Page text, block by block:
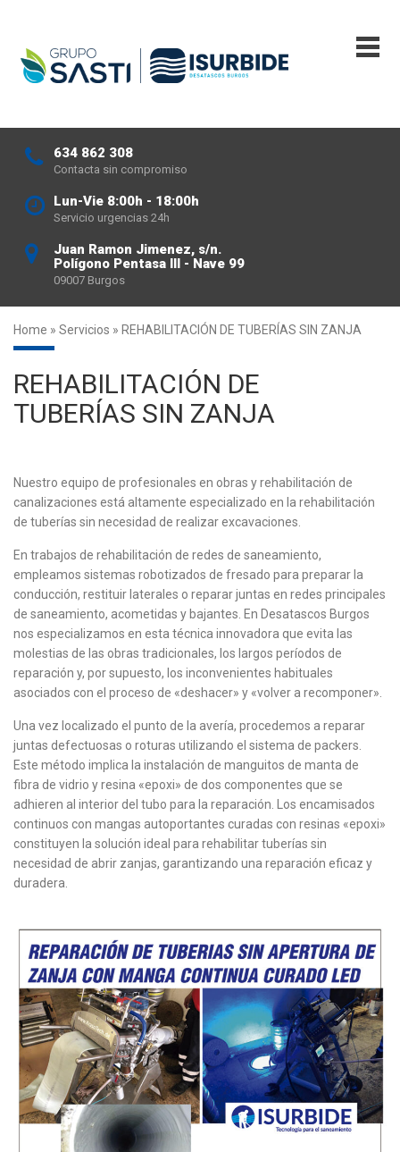
634 862 308
Contacta sin compromiso
Lun-Vie 8:00h - 18:00h
Servicio urgencias 24h
Juan Ramon Jimenez, s/n.
Polígono Pentasa III - Nave 99
09007 Burgos
Home » Servicios » REHABILITACIÓN DE TUBERÍAS SIN ZANJA
REHABILITACIÓN DE
TUBERÍAS SIN ZANJA
Nuestro equipo de profesionales en obras y rehabilitación de
canalizaciones está altamente especializado en la rehabilitación
de tuberías sin necesidad de realizar excavaciones.
En trabajos de rehabilitación de redes de saneamiento,
empleamos sistemas robotizados de fresado para preparar la
conducción, restituir laterales o reparar juntas en redes principales
de saneamiento, acometidas y bajantes. En Desatascos Burgos
nos especializamos en esta técnica innovadora que evita las
molestias de las obras tradicionales, los largos períodos de
reparación y, por supuesto, los inconvenientes habituales
asociados con el proceso de «deshacer» y «volver a recomponer».
Una vez localizado el punto de la avería, procedemos a reparar
juntas defectuosas o roturas utilizando el sistema de packers.
Este método implica la instalación de manguitos de manta de
fibra de vidrio y resina «epoxi» de dos componentes que se
adhieren al interior del tubo para la reparación. Los encamisados
continuos con mangas autoportantes curadas con resinas «epoxi»
constituyen la solución ideal para rehabilitar tuberías sin
necesidad de abrir zanjas, garantizando una reparación eficaz y
duradera.